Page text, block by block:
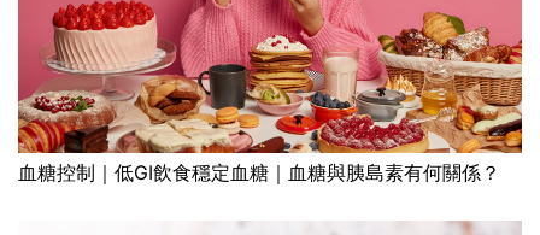
血糖控制｜低GI飲食穩定血糖｜血糖與胰島素有何關係？